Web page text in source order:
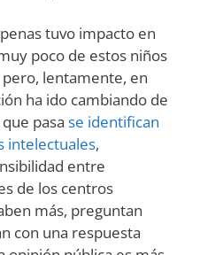
tuvo impacto en
poco de estos niños
lentamente, en
ha ido cambiando de
pasa se identifican
intelectuales,
entre
de los centros
más, preguntan
con una respuesta